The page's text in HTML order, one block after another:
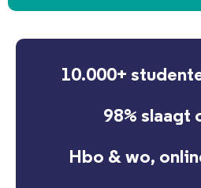
10.000+
98% slaagt
Hbo & wo,